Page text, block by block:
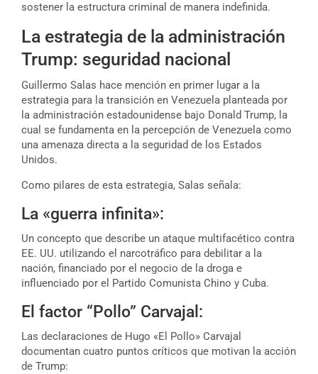
sostener la estructura criminal de manera indefinida.
La estrategia de la administración
Trump: seguridad nacional
Guillermo Salas hace mención en primer lugar a la
estrategia para la transición en Venezuela planteada por
la administración estadounidense bajo Donald Trump, la
cual se fundamenta en la percepción de Venezuela como
una amenaza directa a la seguridad de los Estados
Unidos.
Como pilares de esta estrategia, Salas señala:
La «guerra infinita»:
Un concepto que describe un ataque multifacético contra
EE. UU. utilizando el narcotráfico para debilitar a la
nación, financiado por el negocio de la droga e
influenciado por el Partido Comunista Chino y Cuba.
El factor “Pollo” Carvajal:
Las declaraciones de Hugo «El Pollo» Carvajal
documentan cuatro puntos críticos que motivan la acción
de Trump: